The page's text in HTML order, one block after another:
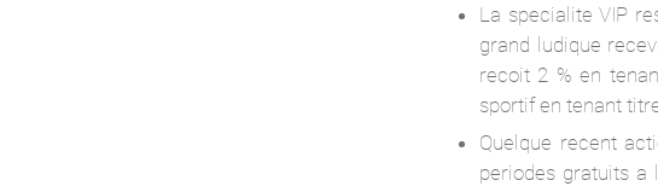
La specialite VIP
grand ludique
recoit 2 % en
sportif en tenant
Quelque recent
periodes gratuits